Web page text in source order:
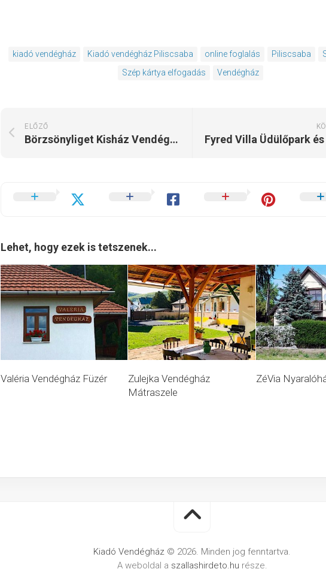
kiadó vendégház Kiadó vendégház Piliscsaba online foglalás Piliscsaba
Szép kártya elfogadás
Vendégház
ELŐZŐ
Börzsönyliget Kisház Vendégház Kismaros
Lehet, hogy ezek is tetszenek...
Valéria Vendégház Füzér
Zulejka Vendégház
Mátraszele
ZéVia
Kiadó Vendégház © 2026. Minden jog fenntartva.
A weboldal a szallashirdeto.hu része.